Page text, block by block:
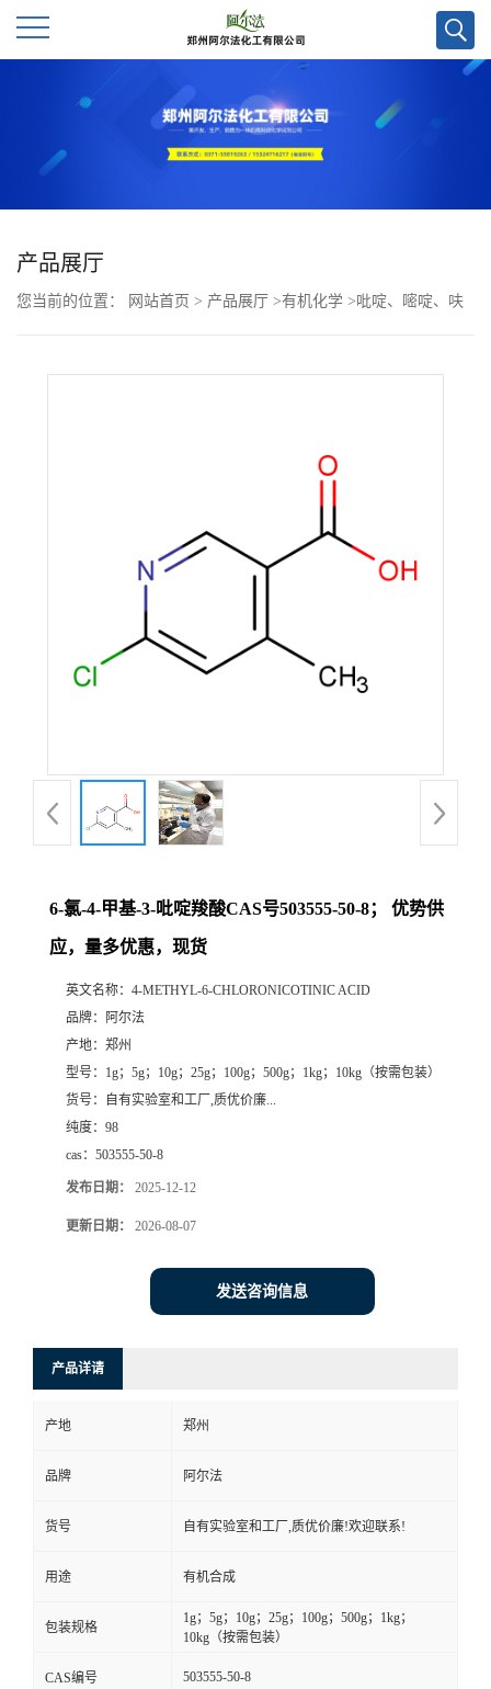
公
厅
言
产品展厅
您当前的位置： 网站首页 > 产品展厅 >有机化学 >吡啶、嘧啶、呋
6-氯-4-甲基-3-吡啶羧酸CAS号503555-50-8； 优势供
应，量多优惠，现货
英文名称： 4-METHYL-6-CHLORONICOTINIC ACID
品牌：
阿尔法
产地： 郑州
型号： 1g；5g；10g；25g；100g；500g；1kg；10kg（按需包装）
货号：
自有实验室和工厂,质优价廉...
纯度： 98
cas： 503555-50-8
发布日期： 2025-12-12
更新日期： 2026-08-07
发送咨询信息
产品详请
产地 郑州
品牌 阿尔法
货号 自有实验室和工厂,质优价廉!欢迎联系!
用途 有机合成
包装规格
1g；5g；10g；25g；100g；500g；1kg；
10kg（按需包装）
CAS编号 503555-50-8